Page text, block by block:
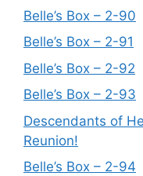
Belle’s Box – 2-90
Belle’s Box – 2-91
Belle’s Box – 2-92
Belle’s Box – 2-93
Descendants of
Reunion!
Belle’s Box – 2-94